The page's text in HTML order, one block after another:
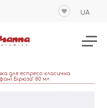
UA
для еспресо класична
Бірюза" 80 мл